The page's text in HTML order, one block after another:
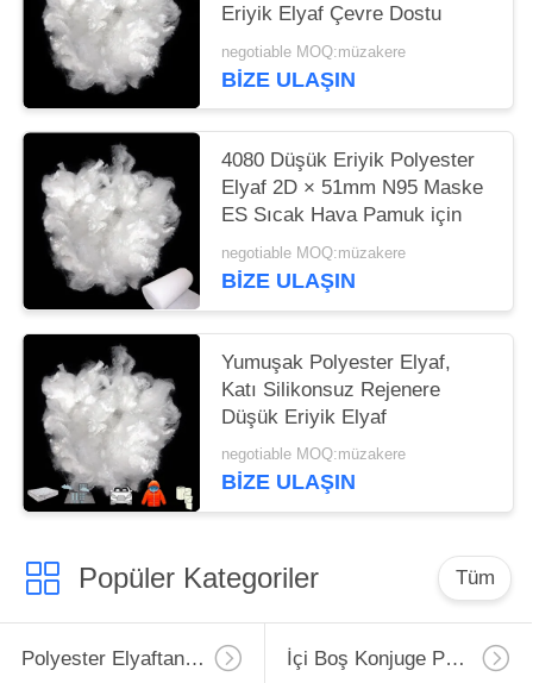
Eriyik Elyaf Çevre Dostu
negotiable MOQ:müzakere
BIZE ULAŞIN
4080 Düşük Eriyik Polyester
Elyaf 2D × 51mm N95 Maske
ES Sıcak Hava Pamuk için
negotiable MOQ:müzakere
BIZE ULAŞIN
Yumuşak Polyester Elyaf,
Katı Silikonsuz Rejenere
Düşük Eriyik Elyaf
negotiable MOQ:müzakere
BIZE ULAŞIN
Popüler Kategoriler Tüm
Polyester Elyaftan Elyaf İçi Boş Konjuge Polyester Elyaf